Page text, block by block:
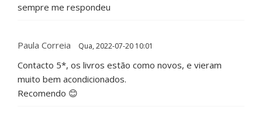
sempre me respondeu
Paula Correia Qua, 2022-07-20 10:01
Contacto 5*, os livros estão como novos, e vieram
muito bem acondicionados.
Recomendo 😊